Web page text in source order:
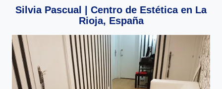
Silvia Pascual | Centro de Estética en La
Rioja, España